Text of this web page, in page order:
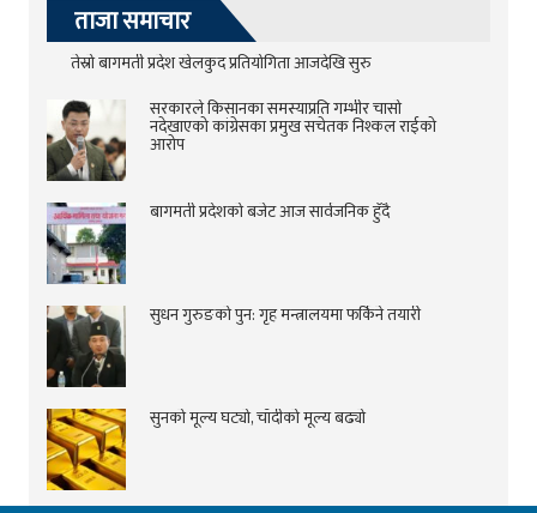
ताजा समाचार
तेस्रो बागमती प्रदेश खेलकुद प्रतियोगिता आजदेखि सुरु
सरकारले किसानका समस्याप्रति गम्भीर चासो
नदेखाएको कांग्रेसका प्रमुख सचेतक निश्कल राईको
आरोप
बागमती प्रदेशको बजेट आज सार्वजनिक हुँदै
सुधन गुरुङको पुन: गृह मन्त्रालयमा फर्किने तयारी
सुनको मूल्य घट्यो, चाँदीको मूल्य बढ्यो